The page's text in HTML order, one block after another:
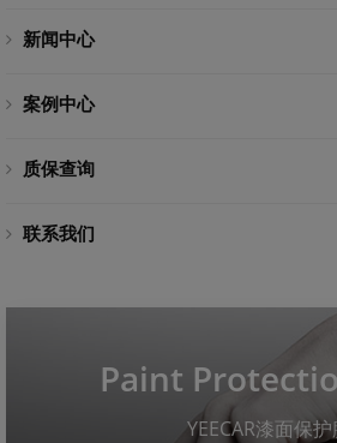
新闻中心
案例中心
质保查询
联系我们
Paint
YEECAR漆面保护